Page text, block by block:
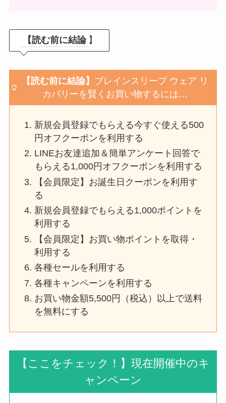
【読む前に結論 】
【読む前に結論】 ブレインスリープ ウェア リ
カバリーを賢くお買い物するには…
新規会員登録でもらえる今すぐ使える500
円オフクーポンを利用する
LINEお友達追加＆簡単アンケート回答で
もらえる1,000円オフクーポンを利用する
【会員限定】お誕生日クーポンを利用す
る
新規会員登録でもらえる1,000ポイントを
利用する
【会員限定】お買い物ポイントを取得・
利用する
各種セールを利用する
各種キャンペーンを利用する
お買い物金額5,500円（税込）以上で送料
を無料にする
【ここをチェック！】現在開催中のキ
ャンペーン